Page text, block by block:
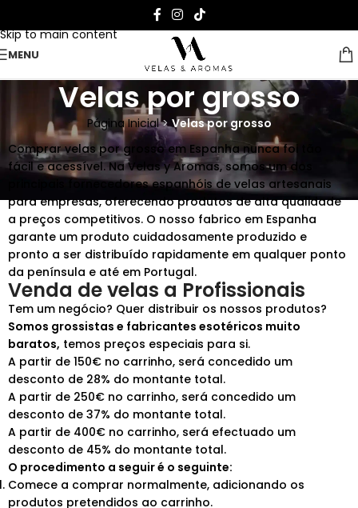
Skip to main content
MENU
Velas por grosso
Página Inicial>Velas por grosso
Comprar velas por grosso em Espanha nunca foi tão
fácil e acessível. Na Velas y Aromas, somos um dos
principais fornecedores espanhóis de velas artesanais
para empresas, oferecendo produtos de alta qualidade
a preços competitivos. O nosso fabrico em Espanha
garante um produto cuidadosamente produzido e
pronto a ser distribuído rapidamente em qualquer ponto
da península e até em Portugal.
Venda de velas a Profissionais
Tem um negócio? Quer distribuir os nossos produtos?
Somos grossistas e fabricantes esotéricos muito
baratos, temos preços especiais para si.
A partir de 150€ no carrinho, será concedido um
desconto de 28% do montante total.
A partir de 250€ no carrinho, será concedido um
desconto de 37% do montante total.
A partir de 400€ no carrinho, será efectuado um
desconto de 45% do montante total.
O procedimento a seguir é o seguinte:
Comece a comprar normalmente, adicionando os
produtos pretendidos ao carrinho.